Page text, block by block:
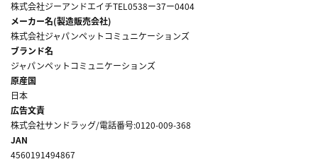
株式会社ジーアンドエイチTEL0538ー37ー0404
メーカー名(製造販売会社)
株式会社ジャパンペットコミュニケーションズ
ブランド名
ジャパンペットコミュニケーションズ
原産国
日本
広告文責
株式会社サンドラッグ/電話番号:0120-009-368
JAN
4560191494867